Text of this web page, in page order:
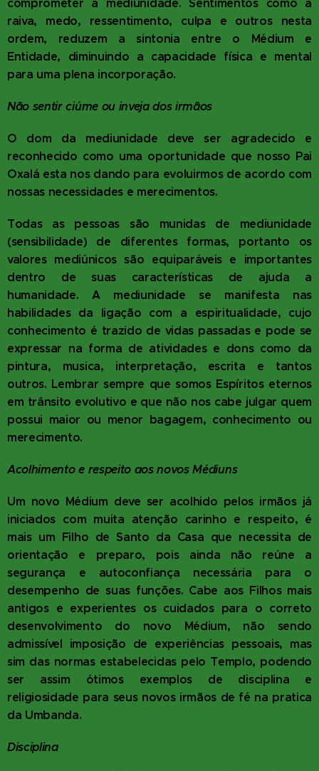
comprometer a mediunidade. Sentimentos como a
raiva, medo, ressentimento, culpa e outros nesta
ordem, reduzem a sintonia entre o Médium e
Entidade, diminuindo a capacidade física e mental
para uma plena incorporação.
Não sentir ciúme ou inveja dos irmãos
O dom da mediunidade deve ser agradecido e
reconhecido como uma oportunidade que nosso Pai
Oxalá esta nos dando para evoluirmos de acordo com
nossas necessidades e merecimentos.
Todas as pessoas são munidas de mediunidade
(sensibilidade) de diferentes formas, portanto os
valores mediúnicos são equiparáveis e importantes
dentro de suas características de ajuda a
humanidade. A mediunidade se manifesta nas
habilidades da ligação com a espiritualidade, cujo
conhecimento é trazido de vidas passadas e pode se
expressar na forma de atividades e dons como da
pintura, musica, interpretação, escrita e tantos
outros. Lembrar sempre que somos Espíritos eternos
em trânsito evolutivo e que não nos cabe julgar quem
possui maior ou menor bagagem, conhecimento ou
merecimento.
Acolhimento e respeito aos novos Médiuns
Um novo Médium deve ser acolhido pelos irmãos já
iniciados com muita atenção carinho e respeito, é
mais um Filho de Santo da Casa que necessita de
orientação e preparo, pois ainda não reúne a
segurança e autoconfiança necessária para o
desempenho de suas funções. Cabe aos Filhos mais
antigos e experientes os cuidados para o correto
desenvolvimento do novo Médium, não sendo
admissível imposição de experiências pessoais, mas
sim das normas estabelecidas pelo Templo, podendo
ser assim ótimos exemplos de disciplina e
religiosidade para seus novos irmãos de fé na pratica
da Umbanda.
Disciplina